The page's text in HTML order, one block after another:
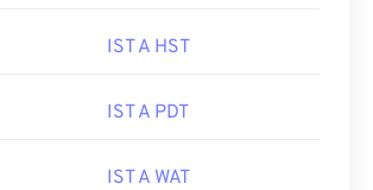
IST A HST
IST A PDT
IST A WAT